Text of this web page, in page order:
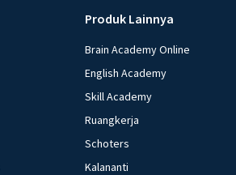
Produk Lainnya
Brain Academy Online
English Academy
Skill Academy
Ruangkerja
Schoters
Kalananti